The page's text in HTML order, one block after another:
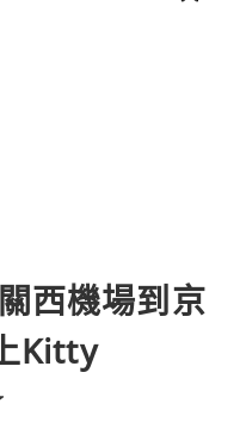
西機場到京
Kitty